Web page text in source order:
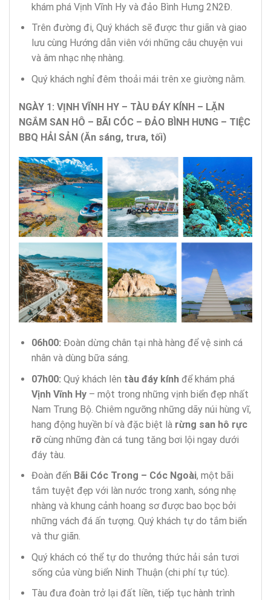
khám phá Vịnh Vĩnh Hy và đảo Bình Hưng 2N2Đ.
Trên đường đi, Quý khách sẽ được thư giãn và giao
lưu cùng Hướng dẫn viên với những câu chuyện vui
và âm nhạc nhẹ nhàng.
Quý khách nghỉ đêm thoải mái trên xe giường nằm.
NGÀY 1: VỊNH VĨNH HY – TÀU ĐÁY KÍNH – LẶN
NGẮM SAN HÔ – BÃI CÓC – ĐẢO BÌNH HƯNG – TIỆC
BBQ HẢI SẢN (Ăn sáng, trưa, tối)
06h00: Đoàn dừng chân tại nhà hàng để vệ sinh cá
nhân và dùng bữa sáng.
07h00: Quý khách lên tàu đáy kínhđể khám phá
Vịnh Vĩnh Hy– một trong những vịnh biển đẹp nhất
Nam Trung Bộ. Chiêm ngưỡng những dãy núi hùng vĩ,
hang động huyền bí và đặc biệt là rừng san hô rực
rỡcùng những đàn cá tung tăng bơi lội ngay dưới
đáy tàu.
Đoàn đến Bãi Cóc Trong – Cóc Ngoài, một bãi
tắm tuyệt đẹp với làn nước trong xanh, sóng nhẹ
nhàng và khung cảnh hoang sơ được bao bọc bởi
những vách đá ấn tượng. Quý khách tự do tắm biển
và thư giãn.
Quý khách có thể tự do thưởng thức hải sản tươi
sống của vùng biển Ninh Thuận (chi phí tự túc).
Tàu đưa đoàn trở lại đất liền, tiếp tục hành trình